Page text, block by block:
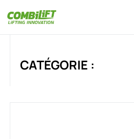
CATÉGORIE :